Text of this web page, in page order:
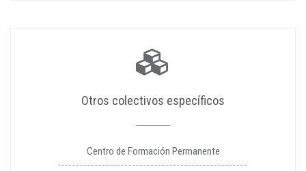
Otros colectivos específicos
Centro de Formación Permanente